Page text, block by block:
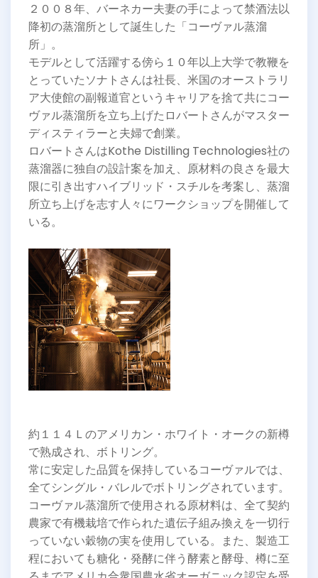
２００８年、バーネカー夫妻の手によって禁酒法以
降初の蒸溜所として誕生した「コーヴァル蒸溜
所」。
モデルとして活躍する傍ら１０年以上大学で教鞭を
とっていたソナトさんは社長、米国のオーストラリ
ア大使館の副報道官というキャリアを捨て共にコー
ヴァル蒸溜所を立ち上げたロバートさんがマスター
ディスティラーと夫婦で創業。
ロバートさんはKothe Distilling Technologies社の
蒸溜器に独自の設計案を加え、原材料の良さを最大
限に引き出すハイブリッド・スチルを考案し、蒸溜
所立ち上げを志す人々にワークショップを開催して
いる。
約１１４Ｌのアメリカン・ホワイト・オークの新樽
で熟成され、ボトリング。
常に安定した品質を保持しているコーヴァルでは、
全てシングル・バレルでボトリングされています。
コーヴァル蒸溜所で使用される原材料は、全て契約
農家で有機栽培で作られた遺伝子組み換えを一切行
っていない穀物の実を使用している。また、製造工
程においても糖化・発酵に伴う酵素と酵母、樽に至